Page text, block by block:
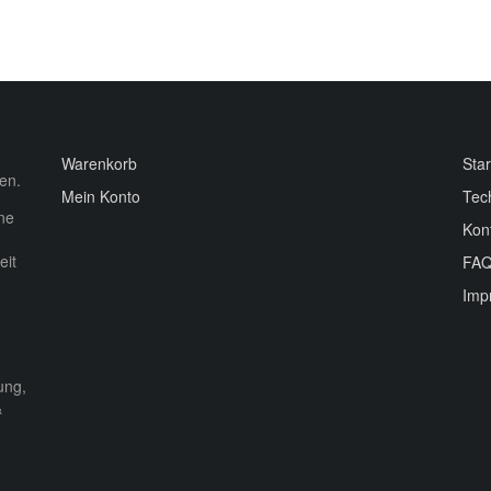
Warenkorb
Mein Konto